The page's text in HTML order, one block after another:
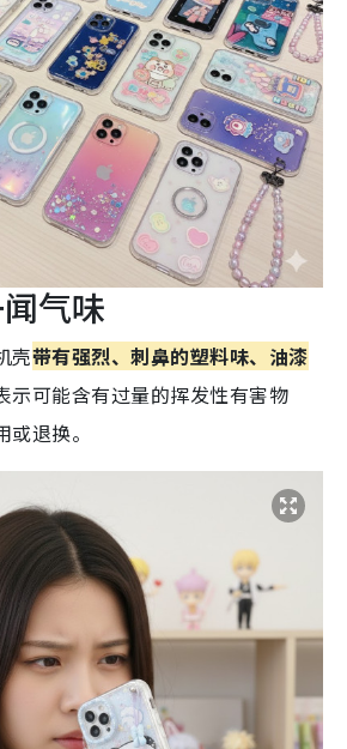
气味
壳带有强烈、刺鼻的塑料味、油漆
示可能含有过量的挥发性有害物
退换。